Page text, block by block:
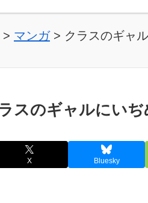
> マンガ> クラスのギャ
スのギャルにい
X Bluesky